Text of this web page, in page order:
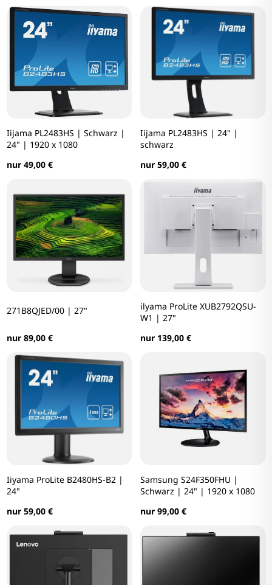
Iijama PL2483HS | Schwarz |
24" | 1920 x 1080
nur 49,00 €
Iijama PL2483HS | 24" |
schwarz
nur 59,00 €
271B8QJED/00 | 27"
nur 89,00 €
ilyama ProLite XUB2792QSU-
W1 | 27"
nur 139,00 €
Iiyama ProLite B2480HS-B2 |
24"
nur 59,00 €
Samsung S24F350FHU |
Schwarz | 24" | 1920 x 1080
nur 99,00 €